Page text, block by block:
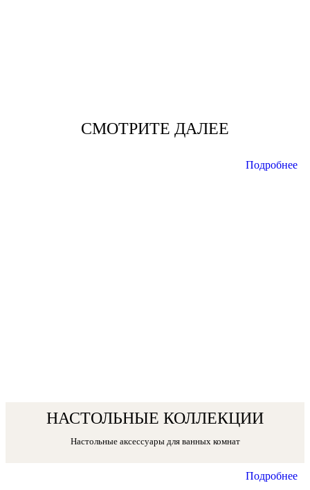
СМОТРИТЕ ДАЛЕЕ
Подробнее
НАСТОЛЬНЫЕ КОЛЛЕКЦИИ
Настольные аксессуары для ванных комнат
Подробнее